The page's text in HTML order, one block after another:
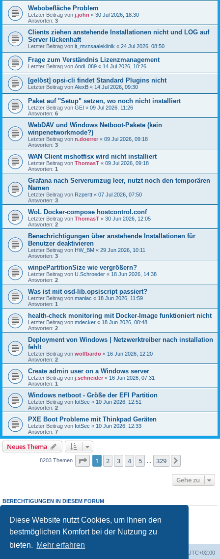
Diese Website nutzt Cookies, um Ihnen den
bestmöglichen Komfort bei der Nutzung zu
bieten. Mehr erfahren
Webobefläche Problem
Letzter Beitrag von j.john « 30 Jul 2026, 18:30
Antworten: 3
Clients ziehen anstehende Installationen nicht und LOG auf
Server lückenhaft
Letzter Beitrag von it_mvzsaaleklinik « 24 Jul 2026, 08:50
Frage zum Verständnis Lizenzmanagement
Letzter Beitrag von Andi_089 « 14 Jul 2026, 10:26
[gelöst] opsi-cli findet Standard Plugins nicht
Letzter Beitrag von AlexB « 14 Jul 2026, 09:30
Paket auf "Setup" setzen, wo noch nicht installiert
Letzter Beitrag von GEI « 09 Jul 2026, 11:26
Antworten: 6
WebDAV und Windows Netboot-Pakete (kein
winpenetworkmode?)
Letzter Beitrag von n.doerrer « 09 Jul 2026, 09:18
Antworten: 3
WAN Client mshotfisx wird nicht installiert
Letzter Beitrag von ThomasT « 09 Jul 2026, 09:18
Antworten: 1
Grafana nach Serverumzug leer, nutzt noch den temporären
Namen
Letzter Beitrag von Rzpertt « 07 Jul 2026, 07:50
Antworten: 3
WoL Docker-compose hostcontrol.conf
Letzter Beitrag von ThomasT « 30 Jun 2026, 12:05
Antworten: 2
Benachrichtigungen über anstehende Installationen für
Benutzer deaktivieren
Letzter Beitrag von HW_BM « 29 Jun 2026, 10:11
Antworten: 3
winpePartitionSize wie vergrößern?
Letzter Beitrag von U.Schroeder « 18 Jun 2026, 14:38
Antworten: 2
Was ist mit osd-lib.opsiscript passiert?
Letzter Beitrag von maniac « 18 Jun 2026, 11:59
Antworten: 1
health-check monitoring mit Docker-Image funktioniert nicht
Letzter Beitrag von mdecker « 18 Jun 2026, 08:48
Antworten: 2
Deployment von Windows | Netzwerktreiber nach installation
fehlt
Letzter Beitrag von wolfbardo « 16 Jun 2026, 12:20
Antworten: 2
Create admin user on a Windows server
Letzter Beitrag von j.schneider « 16 Jun 2026, 07:31
Antworten: 1
Windows netboot - Größe der EFI Partition
Letzter Beitrag von IotSec « 10 Jun 2026, 12:51
Antworten: 2
PXE Boot Probleme mit Thinkpad Geräten
Letzter Beitrag von IotSec « 10 Jun 2026, 12:33
Antworten: 7
Neues Thema
8203 Themen Seite 1von 329
1 2 3 4 5 329
Gehe zu
BERECHTIGUNGEN IN DIESEM FORUM
Sie dürfenkeineAntworten zu Themen in diesem Forum erstellen.
Sie dürfen Ihre Beiträge in diesem Forumnicht ändern.
Sie dürfen Ihre Beiträge in diesem Forumnichtlöschen.
keine
UTC+02:00